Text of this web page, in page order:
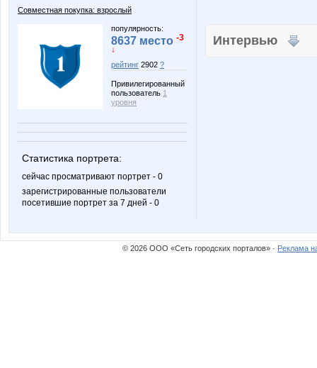
Совместная покупка: взрослый
популярность:
8637 место -3
↓
рейтинг 2902 ?
Привилегированный
пользователь 1
уровня
Статистика портрета:
сейчас просматривают портрет - 0
зарегистрированные пользователи
посетившие портрет за 7 дней - 0
Интервью
© 2026 ООО «Сеть городских порталов» · Реклама